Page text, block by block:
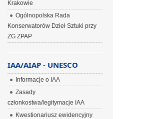
Krakowie
Ogólnopolska Rada
Konserwatorów Dzieł Sztuki przy
ZG ZPAP
IAA/AIAP - UNESCO
Informacje o IAA
Zasady
członkostwa/legitymacje IAA
Kwestionariusz ewidencyjny